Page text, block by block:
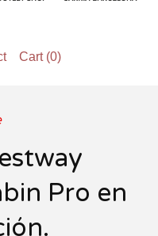
Cart (0)
Pro en